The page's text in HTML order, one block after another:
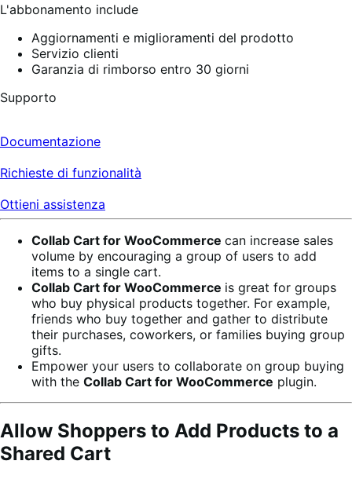
L'abbonamento include
Aggiornamenti e miglioramenti del prodotto
Servizio clienti
Garanzia di rimborso entro 30 giorni
Supporto
Documentazione
Richieste di funzionalità
Ottieni assistenza
Collab Cart for WooCommerce can increase sales
volume by encouraging a group of users to add
items to a single cart.
Collab Cart for WooCommerce is great for groups
who buy physical products together. For example,
friends who buy together and gather to distribute
their purchases, coworkers, or families buying group
gifts.
Empower your users to collaborate on group buying
with the Collab Cart for WooCommerce plugin.
Allow Shoppers to Add Products to a
Shared Cart